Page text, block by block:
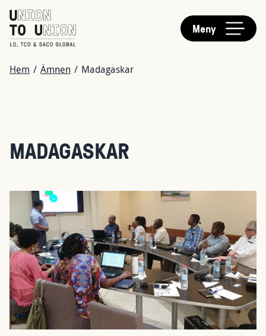
Hoppa
till
huvudinnehåll
Meny
LÄNKSTIG
Hem / Ämnen / Madagaskar
MADAGASKAR